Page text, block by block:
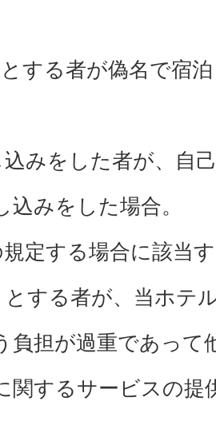
する者が偽名で宿
みをした者が、自
込みをした場合。
定する場合に該当
とする者が、当ホテ
負担が過重であって
関するサービスの提